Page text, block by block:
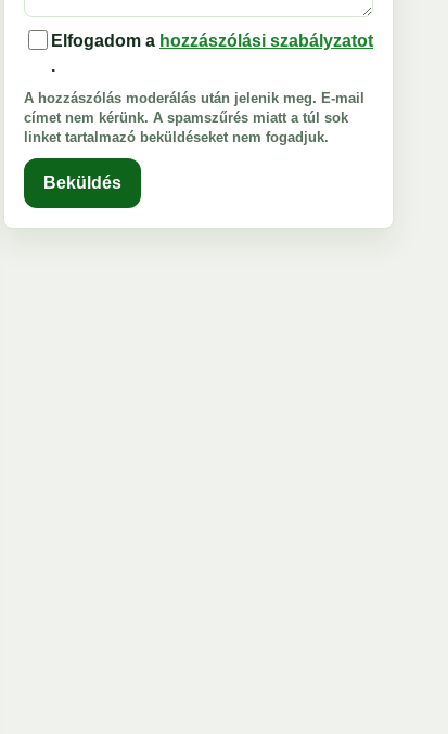
Elfogadom a hozzászólási szabályzatot
.
A hozzászólás moderálás után jelenik meg. E-mail
címet nem kérünk. A spamszűrés miatt a túl sok
linket tartalmazó beküldéseket nem fogadjuk.
Beküldés